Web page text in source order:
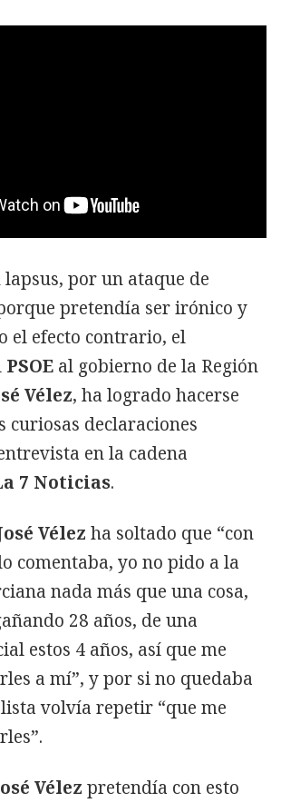
lapsus, por un ataque de
pretendía ser irónico y
el efecto contrario, el
PSOE al gobierno de la Región
Vélez, ha logrado hacerse
declaraciones
en la cadena
7 Noticias.
Vélez ha soltado que “con
comentaba, yo no pido a la
nada más que una cosa,
28 años, de una
estos 4 años, así que me
a mí”, y por si no quedaba
volvía repetir “que me
Vélez pretendía con esto